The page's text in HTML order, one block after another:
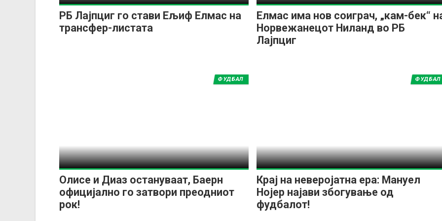
РБ Лајпциг го стави Ељиф Елмас на
трансфер-листата
Елмас има нов соиграч, „кам-бек“
Норвежанецот Ниланд во РБ
Лајпциг
Олисе и Диаз остануваат, Баерн
официјално го затвори преодниот
рок!
ФУДБАЛ
Крај на неверојатна ера: Мануел
Нојер најави збогување од
фудбалот!
ФУДБАЛ